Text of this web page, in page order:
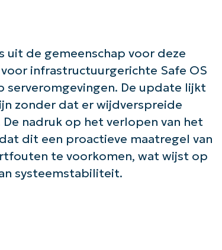
uit de gemeenschap voor deze
infrastructuurgerichte Safe OS
serveromgevingen. De update lijkt
zonder dat er wijdverspreide
nadruk op het verlopen van het
dit een proactieve maatregel van
te voorkomen, wat wijst op
systeemstabiliteit.